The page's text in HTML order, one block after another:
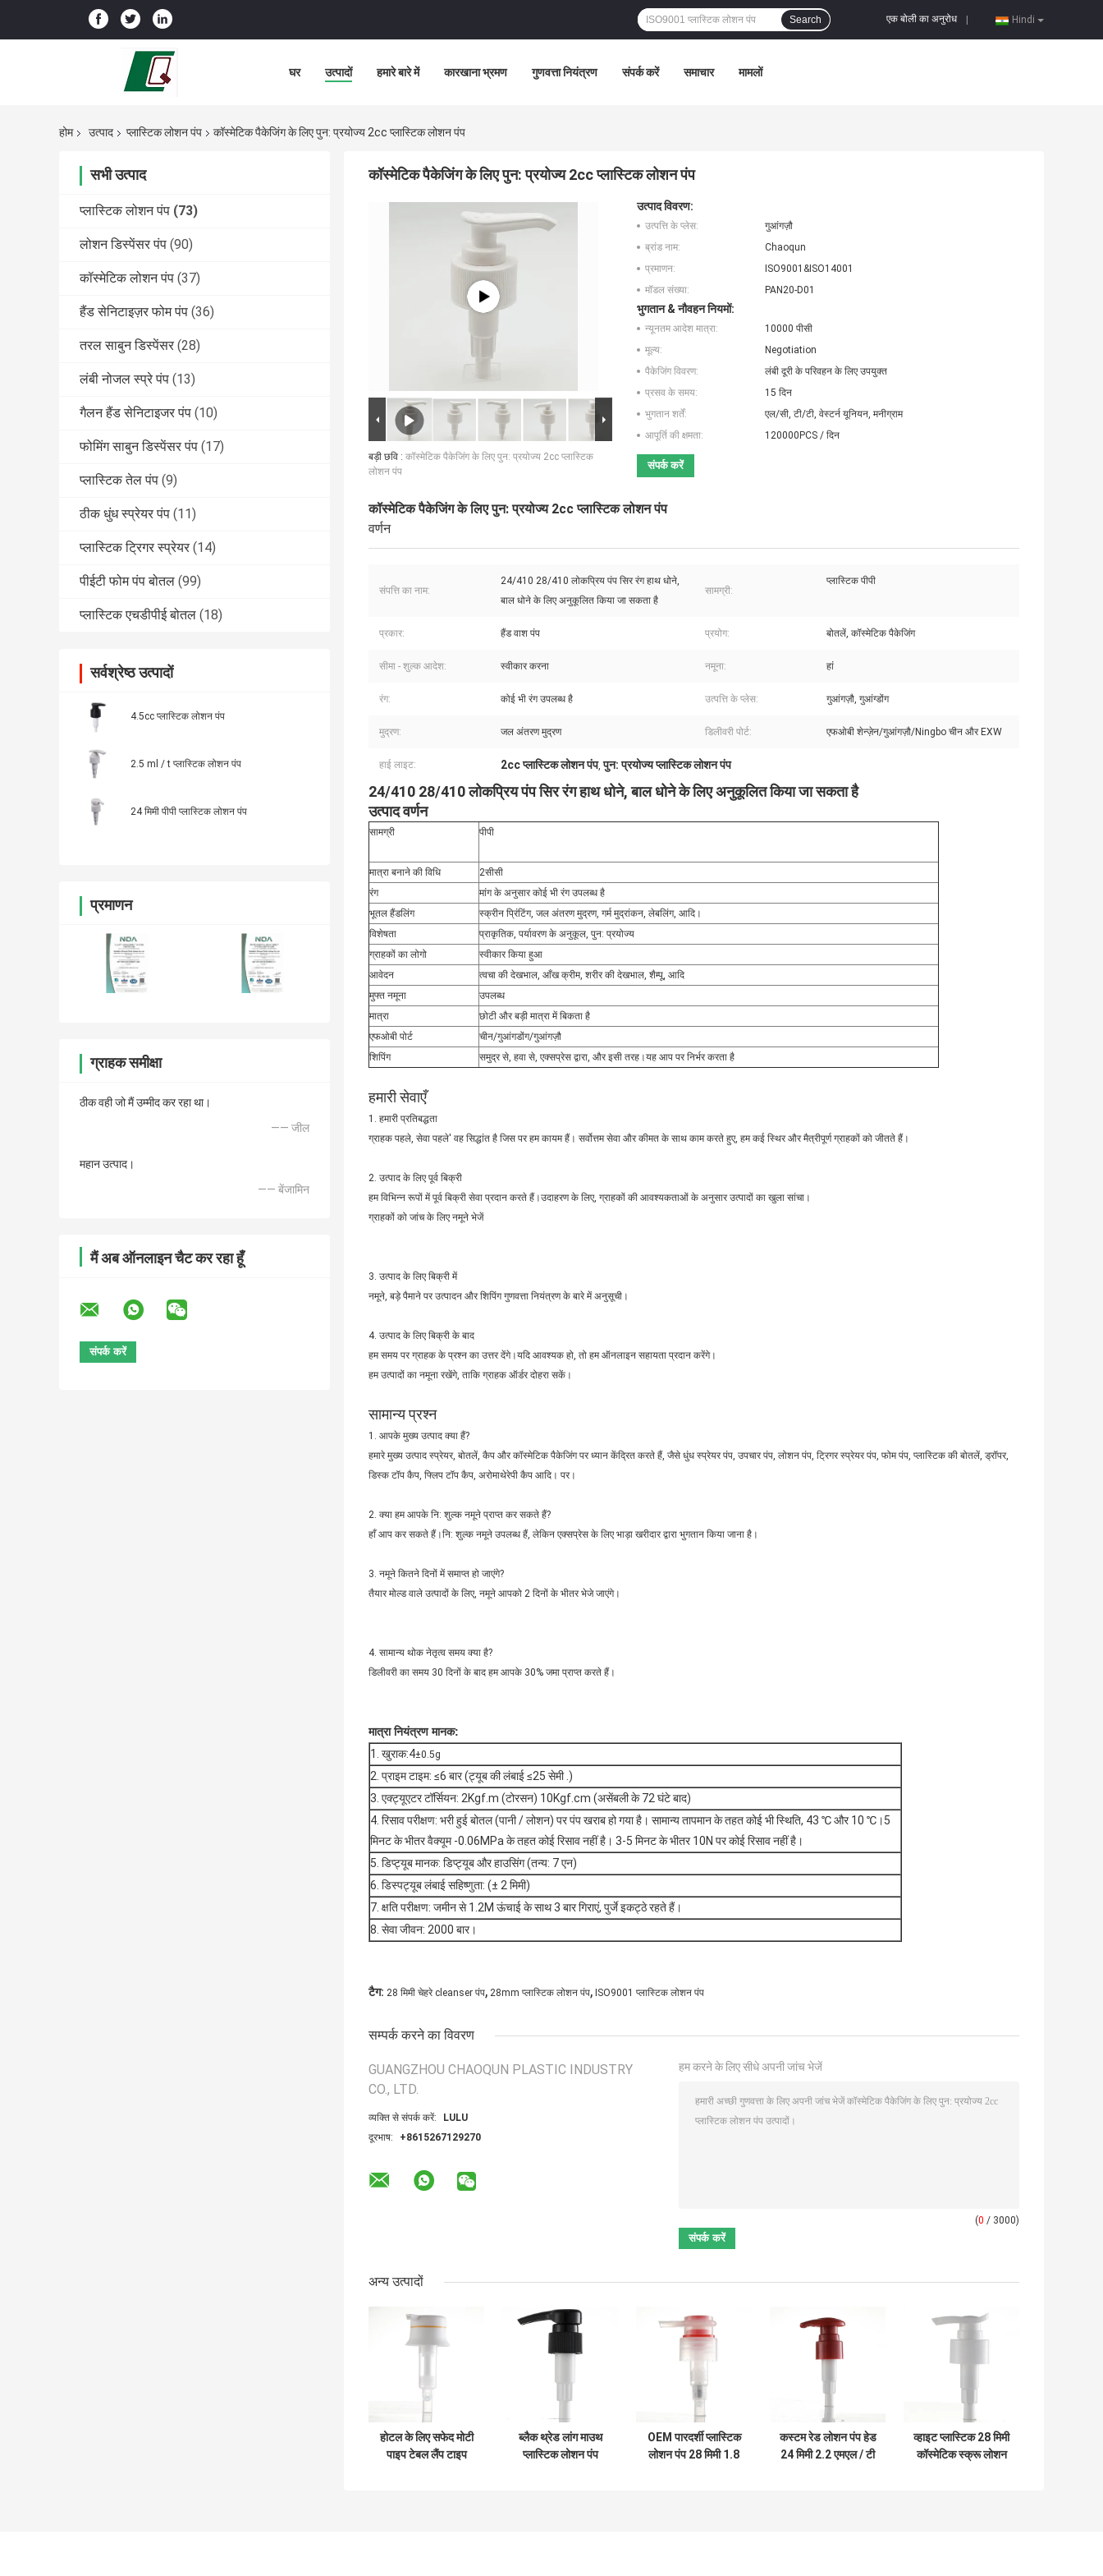
Hindi
एक बोली का अनुरोध
Search
घर उत्पादों हमारे बारे में कारखाना भ्रमण गुणवत्ता नियंत्रण संपर्क करें समाचार मामलों
होम उत्पाद प्लास्टिक लोशन पंप कॉस्मेटिक पैकेजिंग के लिए पुन: प्रयोज्य 2cc प्लास्टिक लोशन पंप
सभी उत्पाद
प्लास्टिक लोशन पंप (73)
लोशन डिस्पेंसर पंप (90)
कॉस्मेटिक लोशन पंप (37)
हैंड सेनिटाइज़र फोम पंप (36)
तरल साबुन डिस्पेंसर (28)
लंबी नोजल स्प्रे पंप (13)
गैलन हैंड सेनिटाइजर पंप (10)
फोमिंग साबुन डिस्पेंसर पंप (17)
प्लास्टिक तेल पंप (9)
ठीक धुंध स्प्रेयर पंप (11)
प्लास्टिक ट्रिगर स्प्रेयर (14)
पीईटी फोम पंप बोतल (99)
प्लास्टिक एचडीपीई बोतल (18)
सर्वश्रेष्ठ उत्पादों
4.5cc प्लास्टिक लोशन पंप
2.5 ml / t प्लास्टिक लोशन पंप
24 मिमी पीपी प्लास्टिक लोशन पंप
प्रमाणन
ग्राहक समीक्षा
ठीक वही जो मैं उम्मीद कर रहा था।
—— जील
महान उत्पाद।
—— बेंजामिन
मैं अब ऑनलाइन चैट कर रहा हूँ
कॉस्मेटिक पैकेजिंग के लिए पुन: प्रयोज्य 2cc प्लास्टिक लोशन पंप
बड़ी छवि : कॉस्मेटिक पैकेजिंग के लिए पुन: प्रयोज्य 2cc प्लास्टिक
लोशन पंप
उत्पाद विवरण:
उत्पत्ति के प्लेस:
गुआंगज़ौ
ब्रांड नाम:
Chaoqun
प्रमाणन:
ISO9001&ISO14001
मॉडल संख्या:
PAN20-D01
भुगतान & नौवहन नियमों:
न्यूनतम आदेश मात्रा:
10000 पीसी
मूल्य:
Negotiation
पैकेजिंग विवरण:
लंबी दूरी के परिवहन के लिए उपयुक्त
प्रसव के समय:
15 दिन
भुगतान शर्तें:
एल/सी, टी/टी, वेस्टर्न यूनियन, मनीग्राम
आपूर्ति की क्षमता:
120000PCS / दिन
संपर्क करें
कॉस्मेटिक पैकेजिंग के लिए पुन: प्रयोज्य 2cc प्लास्टिक लोशन पंप
वर्णन
संपत्ति का नाम:
24/410 28/410 लोकप्रिय पंप सिर रंग हाथ धोने,
बाल धोने के लिए अनुकूलित किया जा सकता है
सामग्री:
प्लास्टिक पीपी
प्रकार: हैंड वाश पंप प्रयोग: बोतलें, कॉस्मेटिक पैकेजिंग
सीमा - शुल्क आदेश: स्वीकार करना नमूना: हां
रंग: कोई भी रंग उपलब्ध है उत्पत्ति के प्लेस: गुआंगज़ौ, गुआंग्डोंग
मुद्रण: जल अंतरण मुद्रण डिलीवरी पोर्ट: एफओबी शेन्ज़ेन/गुआंगज़ौ/Ningbo चीन और EXW
हाई लाइट: 2cc प्लास्टिक लोशन पंप,पुन: प्रयोज्य प्लास्टिक लोशन पंप
24/410 28/410 लोकप्रिय पंप सिर रंग हाथ धोने, बाल धोने के लिए अनुकूलित किया जा सकता है
उत्पाद वर्णन
सामग्री पीपी
मात्रा बनाने की विधि
2सीसी
रंग
मांग के अनुसार कोई भी रंग उपलब्ध है
भूतल हैंडलिंग
स्क्रीन प्रिंटिंग, जल अंतरण मुद्रण, गर्म मुद्रांकन, लेबलिंग, आदि।
विशेषता
प्राकृतिक, पर्यावरण के अनुकूल, पुन: प्रयोज्य
ग्राहकों का लोगो
स्वीकार किया हुआ
आवेदन
त्वचा की देखभाल, आँख क्रीम, शरीर की देखभाल, शैम्पू, आदि
मुफ्त नमूना
उपलब्ध
मात्रा
छोटी और बड़ी मात्रा में बिकता है
एफओबी पोर्ट
चीन/गुआंगडोंग/गुआंगज़ौ
शिपिंग
समुद्र से, हवा से, एक्सप्रेस द्वारा, और इसी तरह।यह आप पर निर्भर करता है
हमारी सेवाएँ
1. हमारी प्रतिबद्धता
ग्राहक पहले, सेवा पहले' वह सिद्धांत है जिस पर हम कायम हैं। सर्वोत्तम सेवा और कीमत के साथ काम करते हुए, हम कई स्थिर और मैत्रीपूर्ण ग्राहकों को जीतते हैं।
2. उत्पाद के लिए पूर्व बिक्री
हम विभिन्न रूपों में पूर्व बिक्री सेवा प्रदान करते हैं।उदाहरण के लिए, ग्राहकों की आवश्यकताओं के अनुसार उत्पादों का खुला सांचा।
ग्राहकों को जांच के लिए नमूने भेजें
3. उत्पाद के लिए बिक्री में
नमूने, बड़े पैमाने पर उत्पादन और शिपिंग गुणवत्ता नियंत्रण के बारे में अनुसूची।
4. उत्पाद के लिए बिक्री के बाद
हम समय पर ग्राहक के प्रश्न का उत्तर देंगे।यदि आवश्यक हो, तो हम ऑनलाइन सहायता प्रदान करेंगे।
हम उत्पादों का नमूना रखेंगे, ताकि ग्राहक ऑर्डर दोहरा सकें।
सामान्य प्रश्न
1. आपके मुख्य उत्पाद क्या हैं?
हमारे मुख्य उत्पाद स्प्रेयर, बोतलें, कैप और कॉस्मेटिक पैकेजिंग पर ध्यान केंद्रित करते हैं, जैसे धुंध स्प्रेयर पंप, उपचार पंप, लोशन पंप, ट्रिगर स्प्रेयर पंप, फोम पंप, प्लास्टिक की बोतलें, ड्रॉपर,
डिस्क टॉप कैप, फ्लिप टॉप कैप, अरोमाथेरेपी कैप आदि। पर।
2. क्या हम आपके नि: शुल्क नमूने प्राप्त कर सकते हैं?
हाँ आप कर सकते हैं।नि: शुल्क नमूने उपलब्ध हैं, लेकिन एक्सप्रेस के लिए भाड़ा खरीदार द्वारा भुगतान किया जाना है।
3. नमूने कितने दिनों में समाप्त हो जाएंगे?
तैयार मोल्ड वाले उत्पादों के लिए, नमूने आपको 2 दिनों के भीतर भेजे जाएंगे।
4. सामान्य थोक नेतृत्व समय क्या है?
डिलीवरी का समय 30 दिनों के बाद हम आपके 30% जमा प्राप्त करते हैं।
मात्रा नियंत्रण मानक:
1. खुराक:4±0.5g
2. प्राइम टाइम: ≤6 बार (ट्यूब की लंबाई ≤25 सेमी .)
3. एक्ट्यूएटर टॉर्सियन: 2Kgf.m (टोरसन) 10Kgf.cm (असेंबली के 72 घंटे बाद)
4. रिसाव परीक्षण: भरी हुई बोतल (पानी / लोशन) पर पंप खराब हो गया है। सामान्य तापमान के तहत कोई भी स्थिति, 43 ℃ और 10 ℃।5
मिनट के भीतर वैक्यूम -0.06MPa के तहत कोई रिसाव नहीं है। 3-5 मिनट के भीतर 10N पर कोई रिसाव नहीं है।
5. डिप्ट्यूब मानक: डिप्ट्यूब और हाउसिंग (तन्य: 7 एन)
6. डिस्पट्यूब लंबाई सहिष्णुता: (± 2 मिमी)
7. क्षति परीक्षण: जमीन से 1.2M ऊंचाई के साथ 3 बार गिराएं, पुर्जे इकट्ठे रहते हैं।
8. सेवा जीवन: 2000 बार।
टैग: 28 मिमी चेहरे cleanser पंप, 28mm प्लास्टिक लोशन पंप, ISO9001 प्लास्टिक लोशन पंप
सम्पर्क करने का विवरण
GUANGZHOU CHAOQUN PLASTIC INDUSTRY
CO., LTD.
व्यक्ति से संपर्क करें:
LULU
दूरभाष:
+8615267129270
हम करने के लिए सीधे अपनी जांच भेजें
(0 / 3000)
अन्य उत्पादों
होटल के लिए सफेद मोटी
पाइप टेबल लैंप टाइप
ब्लैक थ्रेड लांग माउथ
प्लास्टिक लोशन पंप
OEM पारदर्शी प्लास्टिक
लोशन पंप 28 मिमी 1.8
कस्टम रेड लोशन पंप हेड
24 मिमी 2.2 एमएल / टी
व्हाइट प्लास्टिक 28 मिमी
कॉस्मेटिक स्क्रू लोशन